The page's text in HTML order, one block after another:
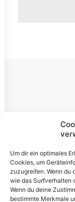
Um dir ein optimales
Cookies, um
zuzugreifen. Wenn du
wie das Surfverhalten
Wenn du deine
bestimmte Merkmale
Rechtliches
Cookie-